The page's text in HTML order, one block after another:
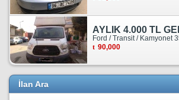
90,000
İlan Ara